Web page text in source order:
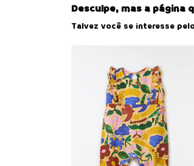
Desculpe, mas a página
Talvez você se interesse